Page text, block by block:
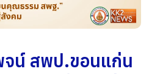
จน์ สพป.ขอนแก่น